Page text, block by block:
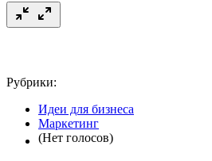
Рубрики:
Идеи для бизнеса
Маркетинг
(Нет голосов)